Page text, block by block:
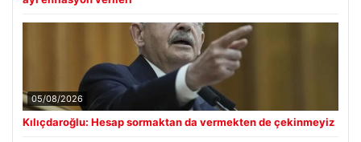
05/08/2026
Kılıçdaroğlu: Hesap sormaktan da vermekten de çekinmeyiz